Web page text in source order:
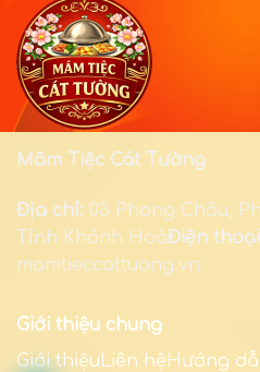
Mâm Tiệc Cát Tường
Địa chỉ: 03 Phong Châu,
Tỉnh Khánh HoàĐiện
mamtieccattuong.vn
Giới thiệu chung
Giới thiệuLiên hệHướng